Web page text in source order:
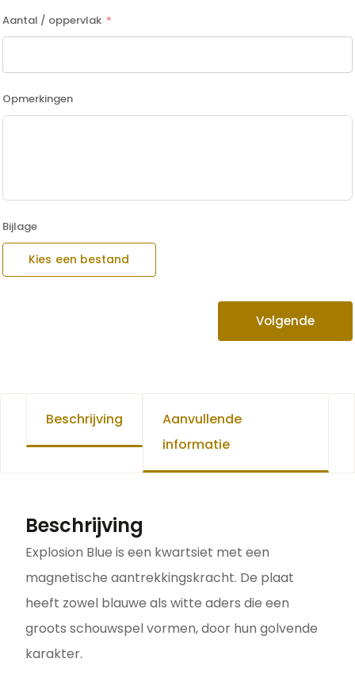
Aantal / oppervlak
Opmerkingen
Bijlage
Kies een bestand
Volgende
Beschrijving
Aanvullende
informatie
Beschrijving
Explosion Blue is een kwartsiet met een
magnetische aantrekkingskracht. De plaat
heeft zowel blauwe als witte aders die een
groots schouwspel vormen, door hun golvende
karakter.